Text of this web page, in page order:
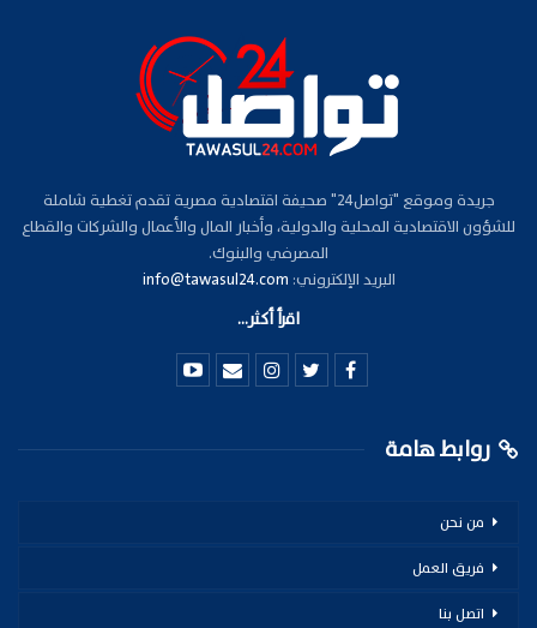
جريدة وموقع "تواصل24" صحيفة اقتصادية مصرية تقدم تغطية شاملة
للشؤون الاقتصادية المحلية والدولية، وأخبار المال والأعمال والشركات والقطاع
المصرفي والبنوك.
البريد الإلكتروني: info@tawasul24.com
اقرأ أكثر...
روابط هامة
من نحن
فريق العمل
اتصل بنا